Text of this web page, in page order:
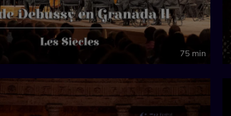
75 min